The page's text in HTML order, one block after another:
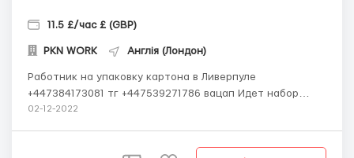
11.5 £/час £ (GBP)
PKN WORK Англія (Лондон)
Работник на упаковку картона в Ливерпуле
+447384173081 тг +447539271786 вацап Идет набор
работников на упаковку картона на складе Англия г.
02-12-2022